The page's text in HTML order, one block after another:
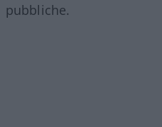
pubbliche.